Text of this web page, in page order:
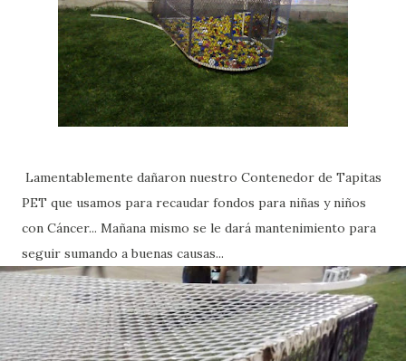
Lamentablemente dañaron nuestro Contenedor de Tapitas
PET que usamos para recaudar fondos para niñas y niños
con Cáncer... Mañana mismo se le dará mantenimiento para
seguir sumando a buenas causas...